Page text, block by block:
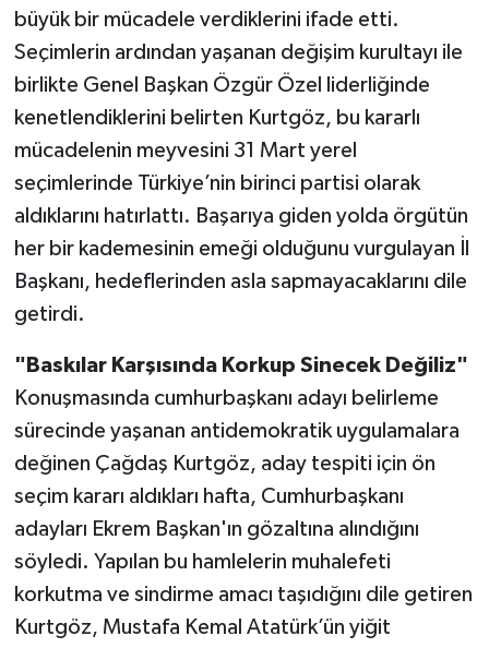
büyük bir mücadele verdiklerini ifade etti.
Seçimlerin ardından yaşanan değişim kurultayı ile
birlikte Genel Başkan Özgür Özel liderliğinde
kenetlendiklerini belirten Kurtgöz, bu kararlı
mücadelenin meyvesini 31 Mart yerel
seçimlerinde Türkiye’nin birinci partisi olarak
aldıklarını hatırlattı. Başarıya giden yolda örgütün
her bir kademesinin emeği olduğunu vurgulayan İl
Başkanı, hedeflerinden asla sapmayacaklarını dile
getirdi.
"Baskılar Karşısında Korkup Sinecek Değiliz"
Konuşmasında cumhurbaşkanı adayı belirleme
sürecinde yaşanan antidemokratik uygulamalara
değinen Çağdaş Kurtgöz, aday tespiti için ön
seçim kararı aldıkları hafta, Cumhurbaşkanı
adayları Ekrem Başkan'ın gözaltına alındığını
söyledi. Yapılan bu hamlelerin muhalefeti
korkutma ve sindirme amacı taşıdığını dile getiren
Kurtgöz, Mustafa Kemal Atatürk’ün yiğit